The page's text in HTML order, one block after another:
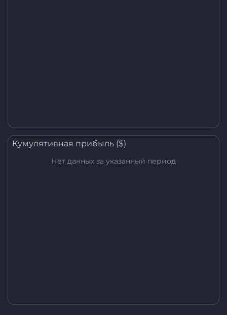
Кумулятивная прибыль ($)
Нет данных за указанный период